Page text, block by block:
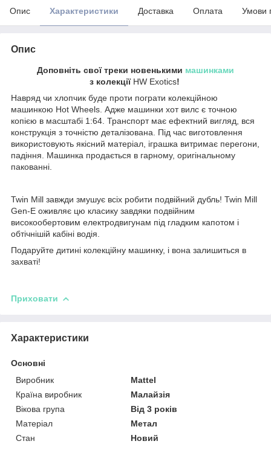
Опис Характеристики Доставка Оплата Умови
Опис
Доповніть свої треки новенькими машинками
з колекції HW Exotics!
Навряд чи хлопчик буде проти пограти колекційною
машинкою Hot Wheels. Адже машинки хот вилс є точною
копією в масштабі 1:64. Транспорт має ефектний вигляд, вся
конструкція з точністю деталізована. Під час виготовлення
використовують якісний матеріал, іграшка витримає перегони,
падіння. Машинка продається в гарному, оригінальному
пакованні.
Twin Mill завжди змушує всіх робити подвійний дубль! Twin Mill
Gen-E оживляє цю класику завдяки подвійним
високообертовим електродвигунам під гладким капотом і
обтічнішій кабіні водія.
Подаруйте дитині колекційну машинку, і вона залишиться в
захваті!
Приховати
Характеристики
Основні
Виробник
Mattel
Країна виробник
Малайзія
Вікова група
Від 3 років
Матеріал
Метал
Стан
Новий